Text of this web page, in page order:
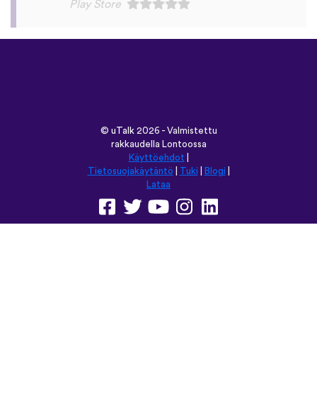
whatever. The biggest thing, though is the
boil the water?” seemed kind of weird to
remember but it’s actually been really
helpful for learning sentence structure and
memorizing multiple vocabulary words in
one go. Overall I love this app, and I’m
grateful that you don’t have to pay to